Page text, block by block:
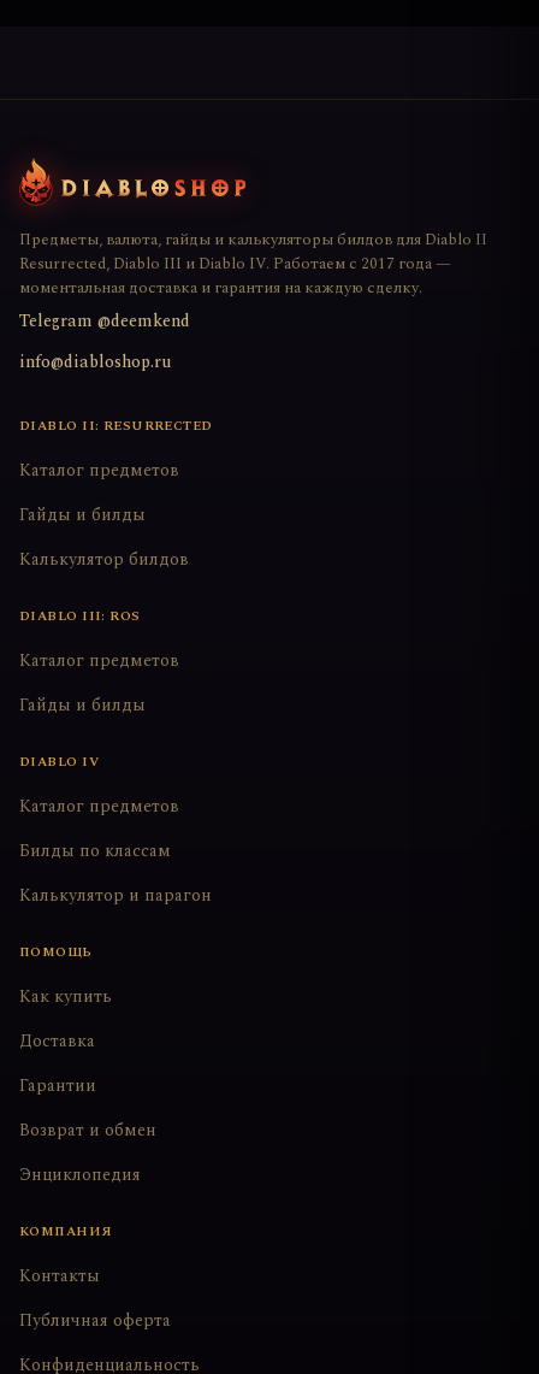
Предметы, валюта, гайды и калькуляторы билдов для Diablo II
Resurrected, Diablo III и Diablo IV. Работаем с 2017 года —
моментальная доставка и гарантия на каждую сделку.
Telegram @deemkend
info@diabloshop.ru
DIABLO II: RESURRECTED
Каталог предметов
Гайды и билды
Калькулятор билдов
DIABLO III: ROS
Каталог предметов
Гайды и билды
DIABLO IV
Каталог предметов
Билды по классам
Калькулятор и парагон
ПОМОЩЬ
Как купить
Доставка
Гарантии
Возврат и обмен
Энциклопедия
КОМПАНИЯ
Контакты
Публичная оферта
Конфиденциальность